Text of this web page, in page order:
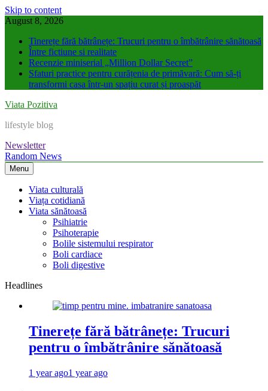
Skip to content
August 8, 2026
Tinerețe fără bătrânețe: Trucuri pentru o îmbătrânire sănătoasă
Între fictiune si realitate
Recenzie miniserial „Million Dollar Secret”
Sfaturi practice pentru curățenia de primăvară: Cum să-ți
transformi casa într-un spațiu curat și proaspăt
Viata Pozitiva
lifestyle blog
Newsletter
Random News
Menu
Viata culturală
Viața cotidiană
Viata sănătoasă
Psihiatrie
Psihoterapie
Bolile sistemului respirator
Boli cardiace
Boli digestive
Headlines
Tinerețe fără bătrânețe: Trucuri
pentru o îmbătrânire sănătoasă
1 year ago1 year ago